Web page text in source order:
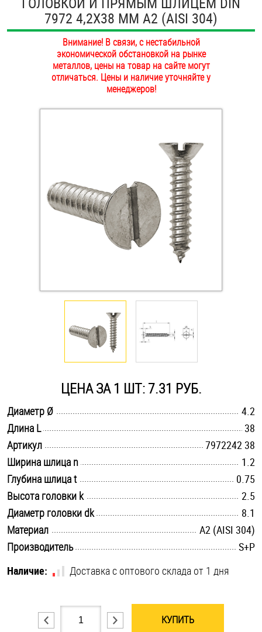
ОПЛАТА И ДОСТАВКА
НАШИ МАГАЗИНЫ
Втулки
Дюбели
Дюймовый крепёж
Инструмент
Крюки, кольца с метрической резьбой
Крюки, кольца с шурупной резьбой
Оснастка и аксессуары для яхт
Саморезы и шурупы
Стопорные кольца
Такелаж
Хомуты
Шайбы
Шпильки
Шплинты
Штифты и пальцы
7972 4,2Х38 ММ А2 (AISI 304)
Внимание! В связи, с нестабильной
экономической обстановкой на рынке
металлов, цены на товар на сайте могут
отличаться. Цены и наличие уточняйте у
менеджеров!
ЦЕНА ЗА 1 ШТ: 7.31 РУБ.
Диаметр Ø
4.2
Длина L
38
Артикул
7972242 38
Ширина шлица n
1.2
Глубина шлица t
0.75
Высота головки k
2.5
Диаметр головки dk
8.1
Материал
А2 (AISI 304)
Производитель
S+P
Наличие:
Доставка с оптового склада от 1 дня
КУПИТЬ